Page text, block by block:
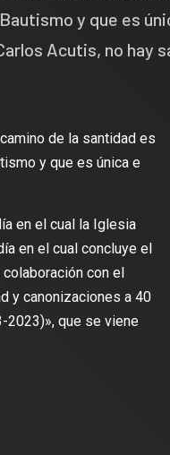
y que es
Acutis, no hay
de la santidad es
y que es única e
en el cual la Iglesia
en el cual concluye el
con el
y canonizaciones a 40
que se viene